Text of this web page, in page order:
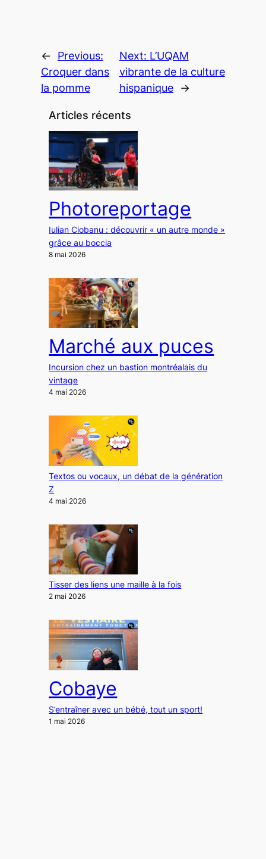
←
Previous:
Croquer dans
la pomme
Next: L’UQAM
vibrante de la culture
hispanique
→
Articles récents
Photoreportage
Iulian Ciobanu : découvrir « un autre monde »
grâce au boccia
8 mai 2026
Marché aux puces
Incursion chez un bastion montréalais du
vintage
4 mai 2026
Textos ou vocaux, un débat de la génération
Z
4 mai 2026
Tisser des liens une maille à la fois
2 mai 2026
Cobaye
S’entraîner avec un bébé, tout un sport!
1 mai 2026